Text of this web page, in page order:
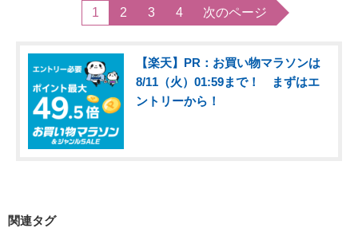
1 2 3 4 次のページ
【楽天】PR：お買い物マラソンは
8/11（火）01:59まで！ まずはエ
ントリーから！
関連タグ